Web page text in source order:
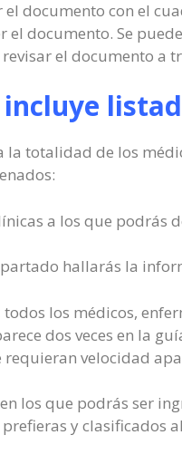
el documento con el
el documento. Se
el documento a
la totalidad de los
a los que podrás
hallarás la
todos los médicos,
dos veces en la
velocidad
los que podrás ser
y clasificados